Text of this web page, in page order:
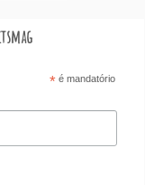
*é mandatório